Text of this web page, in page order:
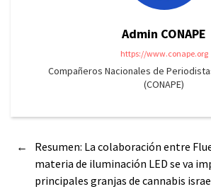
Admin CONAPE
https://www.conape.org
Compañeros Nacionales de
(CONAPE)
←
Resumen: La colaboración entre
materia de iluminación LED se va
principales granjas de cannabis